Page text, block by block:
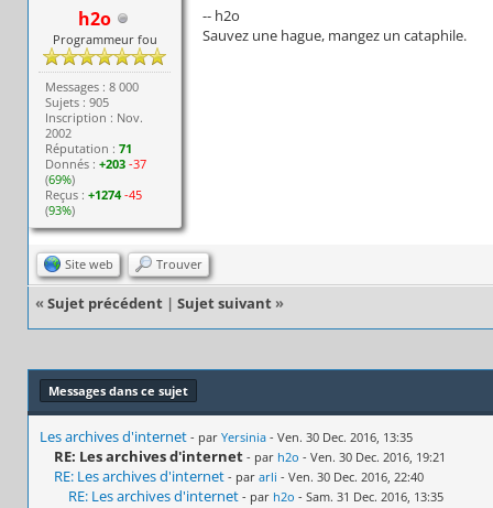
h2o
Programmeur fou
Messages : 8 000
Sujets : 905
Inscription : Nov.
2002
Réputation :71
Donnés :+203 -37
(69%)
Reçus :+1274 -45
(93%)
-- h2o
Sauvez une hague, mangez un cataphile.
Site web Trouver
« Sujet précédent | Sujet suivant »
Messages dans ce sujet
Les archives d'internet - par Yersinia - Ven. 30 Dec. 2016, 13:35
RE: Les archives d'internet - par h2o - Ven. 30 Dec. 2016, 19:21
RE: Les archives d'internet - par arli - Ven. 30 Dec. 2016, 22:40
RE: Les archives d'internet - par h2o - Sam. 31 Dec. 2016, 13:35